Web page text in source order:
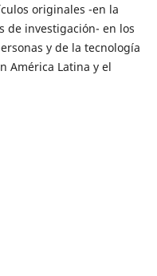
originales -en la
de investigación- en los
y de la tecnología
América Latina y el